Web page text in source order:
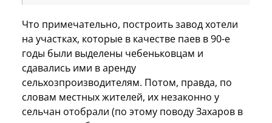
Что примечательно, построить завод хотели
на участках, которые в качестве паев в 90-е
годы были выделены чебеньковцам и
сдавались ими в аренду
сельхозпроизводителям. Потом, правда, по
словам местных жителей, их незаконно у
сельчан отобрали (по этому поводу Захаров в